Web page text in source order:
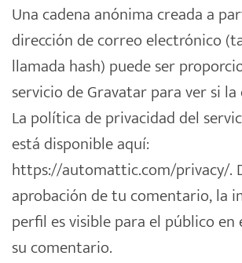
Una cadena anónima creada a
dirección de correo electrónico
llamada hash) puede ser
servicio de Gravatar para ver si la
La política de privacidad del
está disponible aquí:
https://automattic.com/privacy/.
aprobación de tu comentario, la
perfil es visible para el público
su comentario.